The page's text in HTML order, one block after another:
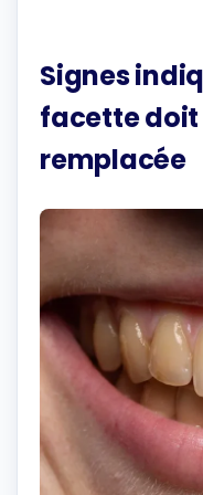
Signes
facette doit
remplacée